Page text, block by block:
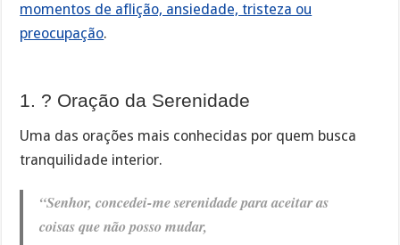
momentos de aflição, ansiedade, tristeza ou
preocupação.
1. ? Oração da Serenidade
Uma das orações mais conhecidas por quem busca
tranquilidade interior.
“Senhor, concedei-me serenidade para aceitar as
coisas que não posso mudar,